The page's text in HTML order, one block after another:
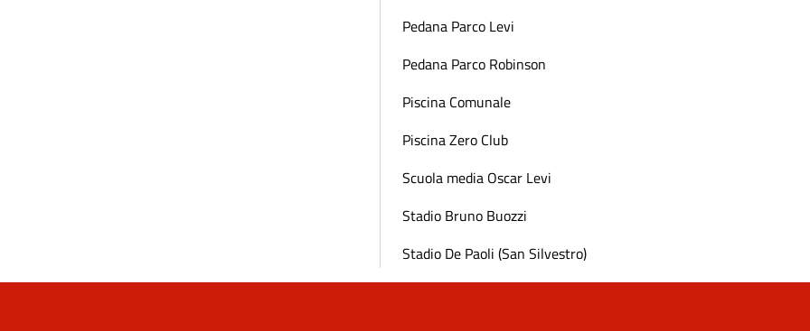
Pedana Parco Levi
Pedana Parco Robinson
Piscina Comunale
Piscina Zero Club
Scuola media Oscar Levi
Stadio Bruno Buozzi
Stadio De Paoli (San Silvestro)